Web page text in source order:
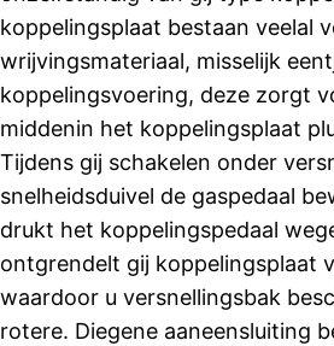
koppelingsplaat bestaan veelal
wrijvingsmateriaal, misselijk
koppelingsvoering, deze zorgt
middenin het koppelingsplaat
Tijdens gij schakelen onder
snelheidsduivel de gaspedaal
drukt het koppelingspedaal
ontgrendelt gij koppelingsplaat
waardoor u versnellingsbak
rotere. Diegene aaneensluiting